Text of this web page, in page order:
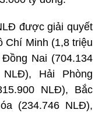
được giải quyết
Chí Minh (1,8 triệu
Nai (704.134
Hải Phòng
NLĐ), Bắc
(234.746 NLĐ),